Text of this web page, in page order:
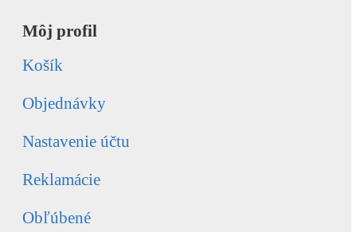
Môj profil
Košík
Objednávky
Nastavenie účtu
Reklamácie
Obľúbené